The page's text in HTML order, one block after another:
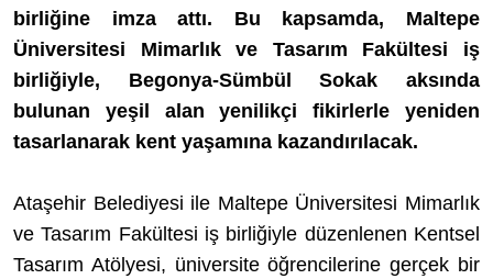
birliğine imza attı. Bu kapsamda, Maltepe
Üniversitesi Mimarlık ve Tasarım Fakültesi iş
birliğiyle, Begonya-Sümbül Sokak aksında
bulunan yeşil alan yenilikçi fikirlerle yeniden
tasarlanarak kent yaşamına kazandırılacak.
Ataşehir Belediyesi ile Maltepe Üniversitesi Mimarlık
ve Tasarım Fakültesi iş birliğiyle düzenlenen Kentsel
Tasarım Atölyesi, üniversite öğrencilerine gerçek bir